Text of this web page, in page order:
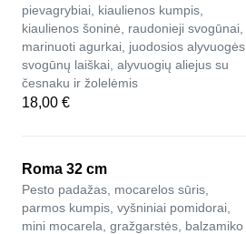
pievagrybiai, kiaulienos kumpis,
kiaulienos šoninė, raudonieji svogūnai,
marinuoti agurkai, juodosios alyvuogės,
svogūnų laiškai, alyvuogių aliejus su
česnaku ir žolelėmis
18,00 €
Roma 32 cm
Pesto padažas, mocarelos sūris,
parmos kumpis, vyšniniai pomidorai,
mini mocarela, gražgarstės, balzamiko